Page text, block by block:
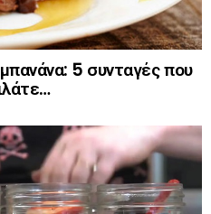
5 συνταγές που